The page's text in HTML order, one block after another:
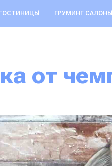
ГРУМИНГ САЛОНЫ
от